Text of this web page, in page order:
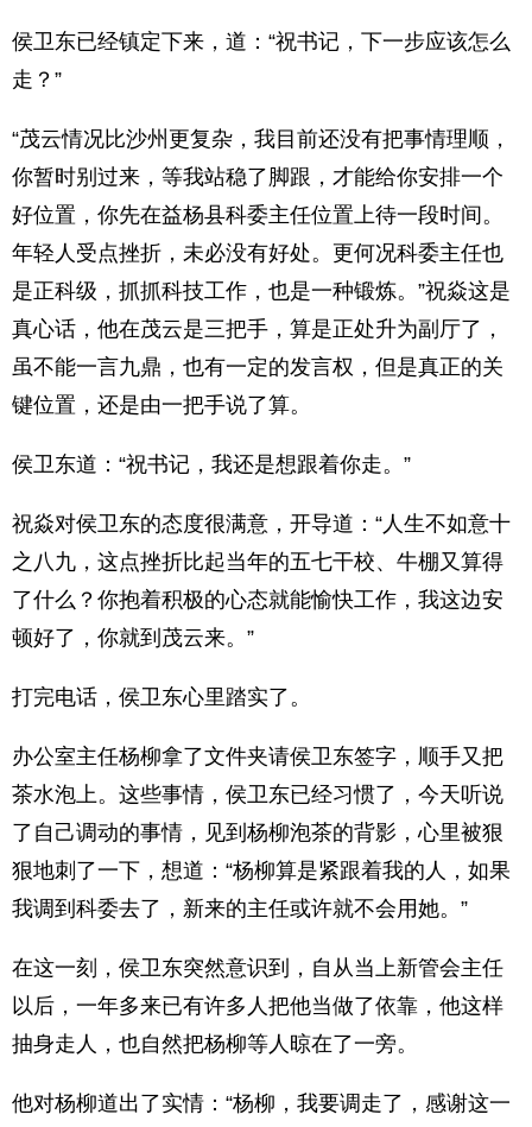
侯卫东已经镇定下来，道：“祝书记，下一步应该怎么
走？”
“茂云情况比沙州更复杂，我目前还没有把事情理顺，
你暂时别过来，等我站稳了脚跟，才能给你安排一个
好位置，你先在益杨县科委主任位置上待一段时间。
年轻人受点挫折，未必没有好处。更何况科委主任也
是正科级，抓抓科技工作，也是一种锻炼。”祝焱这是
真心话，他在茂云是三把手，算是正处升为副厅了，
虽不能一言九鼎，也有一定的发言权，但是真正的关
键位置，还是由一把手说了算。
侯卫东道：“祝书记，我还是想跟着你走。”
祝焱对侯卫东的态度很满意，开导道：“人生不如意十
之八九，这点挫折比起当年的五七干校、牛棚又算得
了什么？你抱着积极的心态就能愉快工作，我这边安
顿好了，你就到茂云来。”
打完电话，侯卫东心里踏实了。
办公室主任杨柳拿了文件夹请侯卫东签字，顺手又把
茶水泡上。这些事情，侯卫东已经习惯了，今天听说
了自己调动的事情，见到杨柳泡茶的背影，心里被狠
狠地刺了一下，想道：“杨柳算是紧跟着我的人，如果
我调到科委去了，新来的主任或许就不会用她。”
在这一刻，侯卫东突然意识到，自从当上新管会主任
以后，一年多来已有许多人把他当做了依靠，他这样
抽身走人，也自然把杨柳等人晾在了一旁。
他对杨柳道出了实情：“杨柳，我要调走了，感谢这一